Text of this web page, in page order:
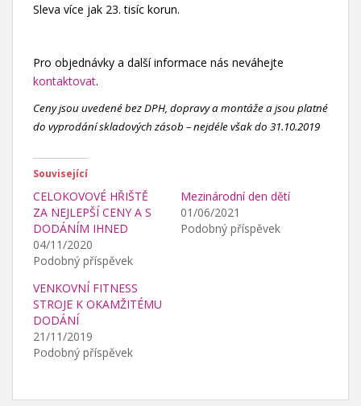
Sleva více jak 23. tisíc korun.
Pro objednávky a další informace nás neváhejte
kontaktovat.
Ceny jsou uvedené bez DPH, dopravy a montáže a jsou platné
do vyprodání skladových zásob – nejdéle však do 31.10.2019
Související
CELOKOVOVÉ HŘIŠTĚ
ZA NEJLEPŠÍ CENY A S
DODÁNÍM IHNED
04/11/2020
Podobný příspěvek
Mezinárodní den dětí
01/06/2021
Podobný příspěvek
VENKOVNÍ FITNESS
STROJE K OKAMŽITÉMU
DODÁNÍ
21/11/2019
Podobný příspěvek